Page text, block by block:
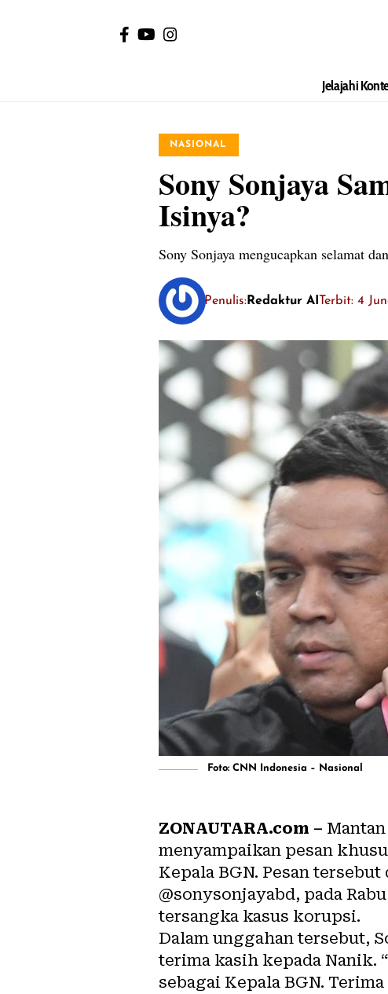
Jelajahi
NASIONAL
Sony Sonjaya
Isinya?
Sony Sonjaya mengucapkan selamat
Penulis:Redaktur AI Terbit: 4
Foto: CNN Indonesia – Nasional
ZONAUTARA.com –
menyampaikan pesan
Kepala BGN. Pesan
@sonysonjayabd, pada
tersangka kasus korupsi.
Dalam unggahan tersebut,
terima kasih kepada Nanik.
sebagai Kepala BGN.